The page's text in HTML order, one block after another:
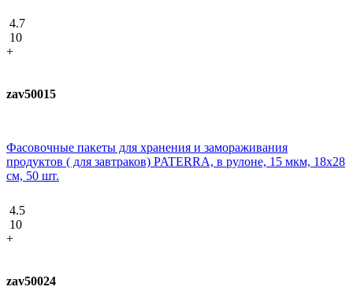
4.7
10
+
zav50015
Фасовочные пакеты для хранения и замораживания
продуктов ( для завтраков) PATERRA, в рулоне, 15 мкм, 18х28
см, 50 шт.
4.5
10
+
zav50024